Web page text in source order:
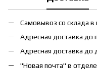
Самовывоз со склада в
Адресная доставка
Адресная доставка
"Новая почта" в